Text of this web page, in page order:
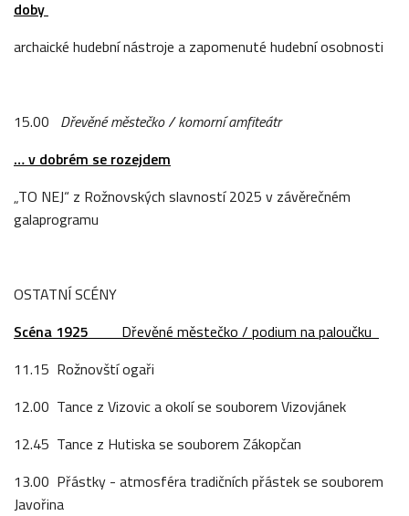
doby
archaické hudební nástroje a zapomenuté hudební osobnosti
15.00 Dřevěné městečko / komorní amfiteátr
… v dobrém se rozejdem
„TO NEJ“ z Rožnovských slavností 2025 v závěrečném
galaprogramu
OSTATNÍ SCÉNY
Scéna 1925 Dřevěné městečko / podium na paloučku
11.15 Rožnovští ogaři
12.00 Tance z Vizovic a okolí se souborem Vizovjánek
12.45 Tance z Hutiska se souborem Zákopčan
13.00 Přástky - atmosféra tradičních přástek se souborem
Javořina